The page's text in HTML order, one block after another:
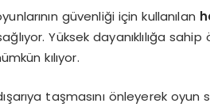
güvenliği için kullanılan
Yüksek dayanıklılığa
kılıyor.
taşmasını önleyerek oyun